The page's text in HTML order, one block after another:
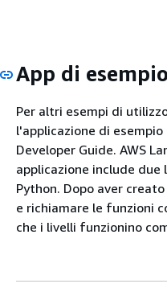
App di esempio
Per altri esempi di
l'applicazione di esempio
Developer Guide. AWS
applicazione include
Python. Dopo aver
e richiamare le funzioni
che i livelli funzionino